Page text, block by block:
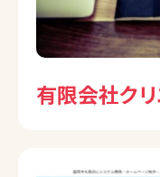
有限会社クリ